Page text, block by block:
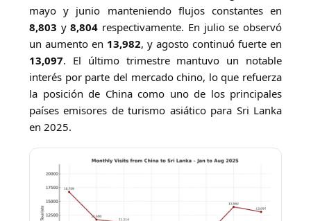
mayo y junio manteniendo flujos constantes en
8,803 y8,804 respectivamente. En julio se observó
un aumento en 13,982, y agosto continuó fuerte en
13,097. El último trimestre mantuvo un notable
interés por parte del mercado chino, lo que refuerza
la posición de China como uno de los principales
países emisores de turismo asiático para Sri Lanka
en 2025.